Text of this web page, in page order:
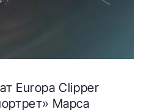
Europa Clipper
Марса